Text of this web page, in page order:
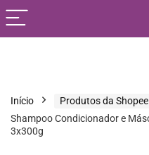
Início Produtos da Shopee
Shampoo Condicionador e
3x300g